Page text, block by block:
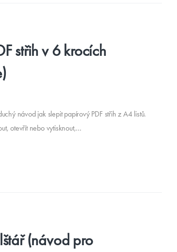
střih v 6 krocích
návod jak slepit papírový PDF střih z A4 listů.
otevřít nebo vytisknout,…
(návod pro